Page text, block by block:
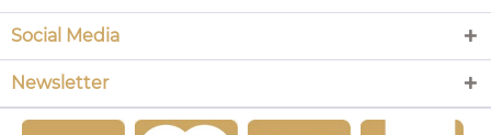
Social Media
Newsletter